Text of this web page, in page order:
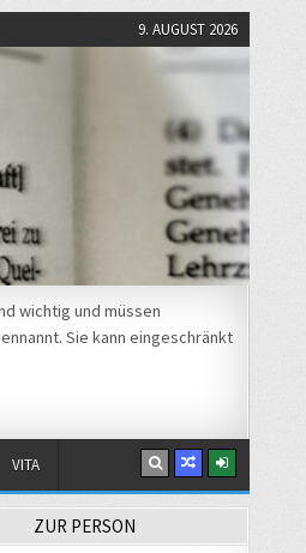
9. AUGUST 2026
wichtig und müssen
Sie kann eingeschränkt
VITA
ZUR PERSON